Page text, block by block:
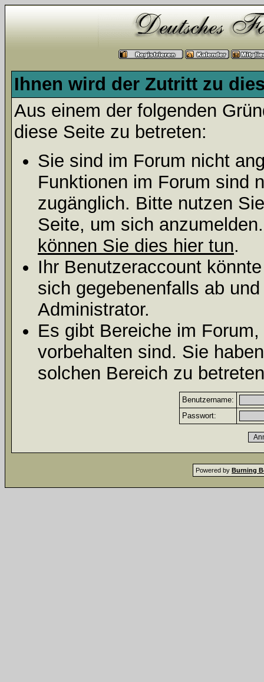
Ihnen wird der Zutritt zu
Aus einem der folgenden
diese Seite zu betreten:
Sie sind im Forum nicht
Funktionen im Forum sind
zugänglich. Bitte nutzen
Seite, um sich
können Sie dies hier tun.
Ihr Benutzeraccount
sich gegebenenfalls ab
Administrator.
Es gibt Bereiche im
vorbehalten sind. Sie
solchen Bereich zu
Benutzername:
Passwort:
Powered by Burning